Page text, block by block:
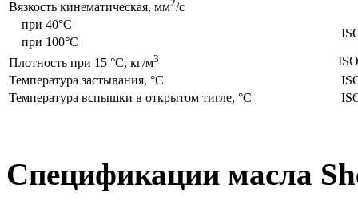
Вязкость кинематическая, мм2/с
при 40°C
при 100°C
Плотность при 15 °С, кг/м3
Температура застывания, °C
Температура вспышки в открытом тигле, °С
Спецификации масла